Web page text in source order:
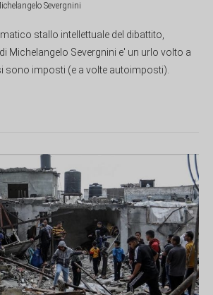
Severgnini
stallo intellettuale del dibattito,
Michelangelo Severgnini e' un urlo volto a
sono imposti (e a volte autoimposti).